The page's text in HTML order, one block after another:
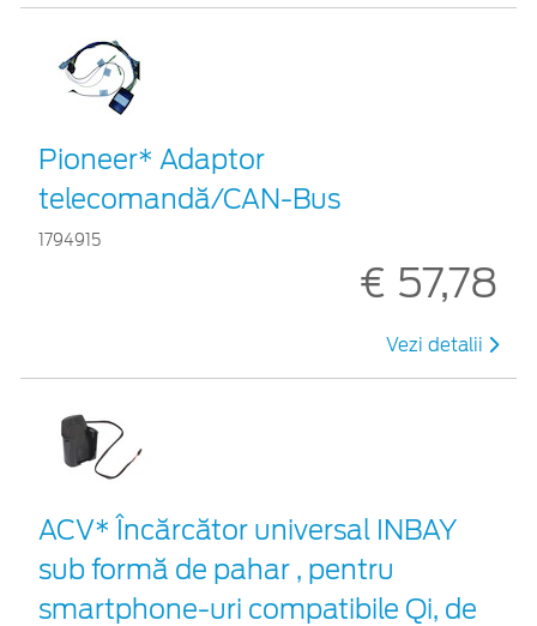
Pioneer* Adaptor
telecomandă/CAN-Bus
1794915
€ 57,78
Vezi detalii
ACV* Încărcător universal INBAY
sub formă de pahar , pentru
smartphone-uri compatibile Qi, de